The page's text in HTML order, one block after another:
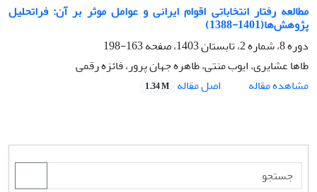
مطالعه رفتار انتخاباتی اقوام ایرانی و عوامل موثر بر آن: فراتحلیل
پژوهش‌ها(1401-1388)
دوره 8، شماره 2، تابستان 1403، صفحه
163-198
طاها عشایری، ایوب منتی، طاهره جهان پرور، فائزه رقمی
مشاهده مقاله
اصل مقاله 1.34 M